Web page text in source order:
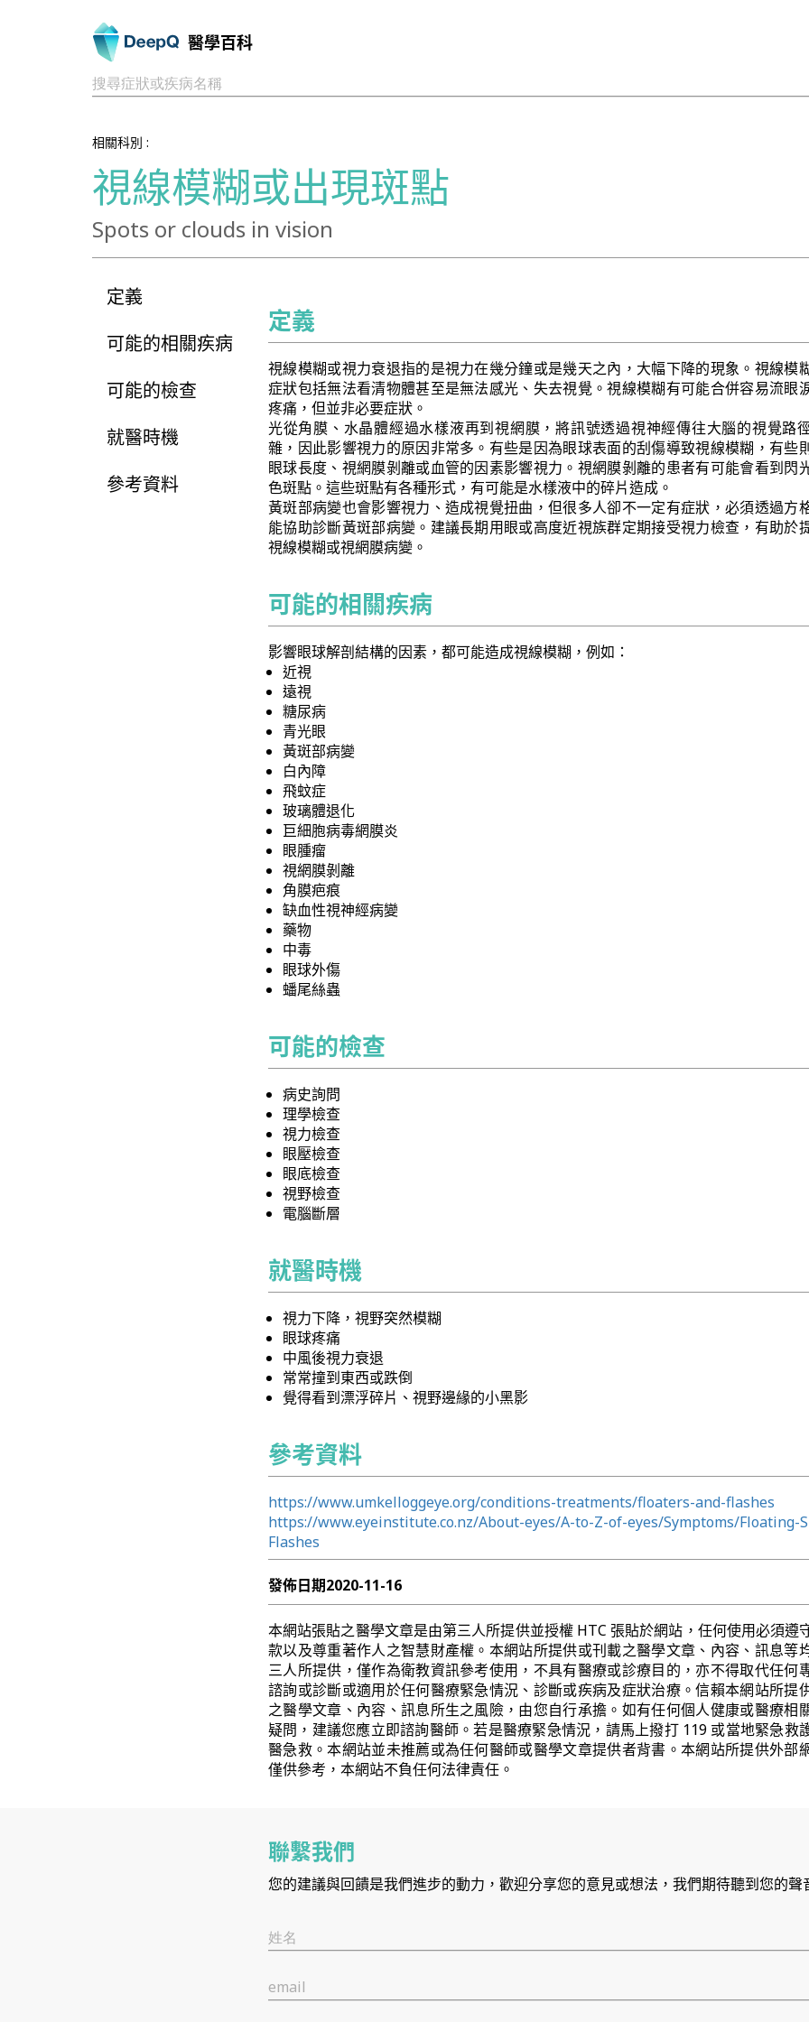
醫學百科
搜尋症狀或疾病名稱
相關科別 :
視線模糊或出現斑點
Spots or clouds in vision
定義
可能的相關疾病
可能的檢查
就醫時機
參考資料
定義
視線模糊或視力衰退指的是視力在幾分鐘或是幾天之內，大幅下降的現象。視線模
症狀包括無法看清物體甚至是無法感光、失去視覺。視線模糊有可能合併容易流眼
疼痛，但並非必要症狀。
光從角膜、水晶體經過水樣液再到視網膜，將訊號透過視神經傳往大腦的視覺路
雜，因此影響視力的原因非常多。有些是因為眼球表面的刮傷導致視線模糊，有些
眼球長度、視網膜剝離或血管的因素影響視力。視網膜剝離的患者有可能會看到閃
色斑點。這些斑點有各種形式，有可能是水樣液中的碎片造成。
黃斑部病變也會影響視力、造成視覺扭曲，但很多人卻不一定有症狀，必須透過方
能協助診斷黃斑部病變。建議長期用眼或高度近視族群定期接受視力檢查，有助於
視線模糊或視網膜病變。
可能的相關疾病
影響眼球解剖結構的因素，都可能造成視線模糊，例如：
近視
遠視
糖尿病
青光眼
黃斑部病變
白內障
飛蚊症
玻璃體退化
巨細胞病毒網膜炎
眼腫瘤
視網膜剝離
角膜疤痕
缺血性視神經病變
藥物
中毒
眼球外傷
蟠尾絲蟲
可能的檢查
病史詢問
理學檢查
視力檢查
眼壓檢查
眼底檢查
視野檢查
電腦斷層
就醫時機
視力下降，視野突然模糊
眼球疼痛
中風後視力衰退
常常撞到東西或跌倒
覺得看到漂浮碎片、視野邊緣的小黑影
參考資料
https://www.umkelloggeye.org/conditions-treatments/floaters-and-flashes
https://www.eyeinstitute.co.nz/About-eyes/A-to-Z-of-eyes/Symptoms/Floating-
Flashes
發佈日期2020-11-16
本網站張貼之醫學文章是由第三人所提供並授權 HTC 張貼於網站，任何使用必須遵
款以及尊重著作人之智慧財產權。本網站所提供或刊載之醫學文章、內容、訊息等
三人所提供，僅作為衛教資訊參考使用，不具有醫療或診療目的，亦不得取代任何
諮詢或診斷或適用於任何醫療緊急情況、診斷或疾病及症狀治療。信賴本網站所提
之醫學文章、內容、訊息所生之風險，由您自行承擔。如有任何個人健康或醫療相
疑問，建議您應立即諮詢醫師。若是醫療緊急情況，請馬上撥打 119 或當地緊急救
醫急救。本網站並未推薦或為任何醫師或醫學文章提供者背書。本網站所提供外部
僅供參考，本網站不負任何法律責任。
聯繫我們
您的建議與回饋是我們進步的動力，歡迎分享您的意見或想法，我們期待聽到您的聲
姓名
email